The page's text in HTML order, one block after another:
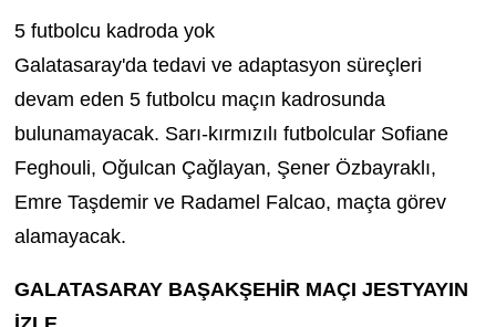
5 futbolcu kadroda yok
Galatasaray'da tedavi ve adaptasyon süreçleri
devam eden 5 futbolcu maçın kadrosunda
bulunamayacak. Sarı-kırmızılı futbolcular Sofiane
Feghouli, Oğulcan Çağlayan, Şener Özbayraklı,
Emre Taşdemir ve Radamel Falcao, maçta görev
alamayacak.
GALATASARAY BAŞAKŞEHİR MAÇI JESTYAYIN